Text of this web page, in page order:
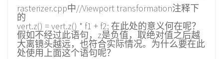
rasterizer.cpp中//Viewport transformation注释下
的
vert.z() = vert.z() * f1 + f2; 在此处的意义何在呢？
假如不经过此语句，z是负值，取绝对值之后越
大离镜头越远，也符合实际情况。为什么要在此
处使用上面这个语句呢？